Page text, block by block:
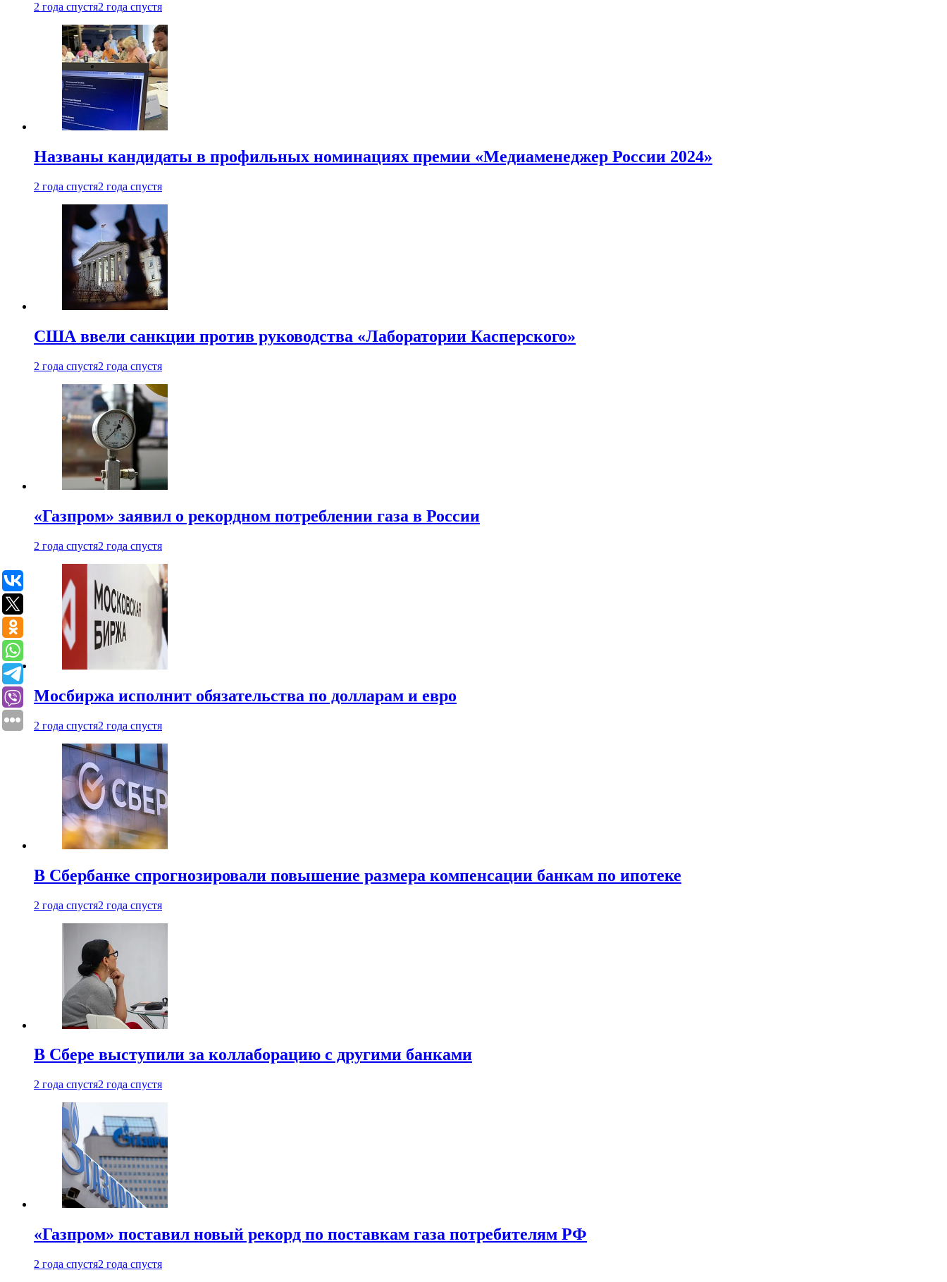
2 года спустя2 года спустя
Названы кандидаты в профильных номинациях премии «Медиаменеджер России 2024»
2 года спустя2 года спустя
США ввели санкции против руководства «Лаборатории Касперского»
2 года спустя2 года спустя
«Газпром» заявил о рекордном потреблении газа в России
2 года спустя2 года спустя
Мосбиржа исполнит обязательства по долларам и евро
2 года спустя2 года спустя
В Сбербанке спрогнозировали повышение размера компенсации банкам по ипотеке
2 года спустя2 года спустя
В Сбере выступили за коллаборацию с другими банками
2 года спустя2 года спустя
«Газпром» поставил новый рекорд по поставкам газа потребителям РФ
2 года спустя2 года спустя